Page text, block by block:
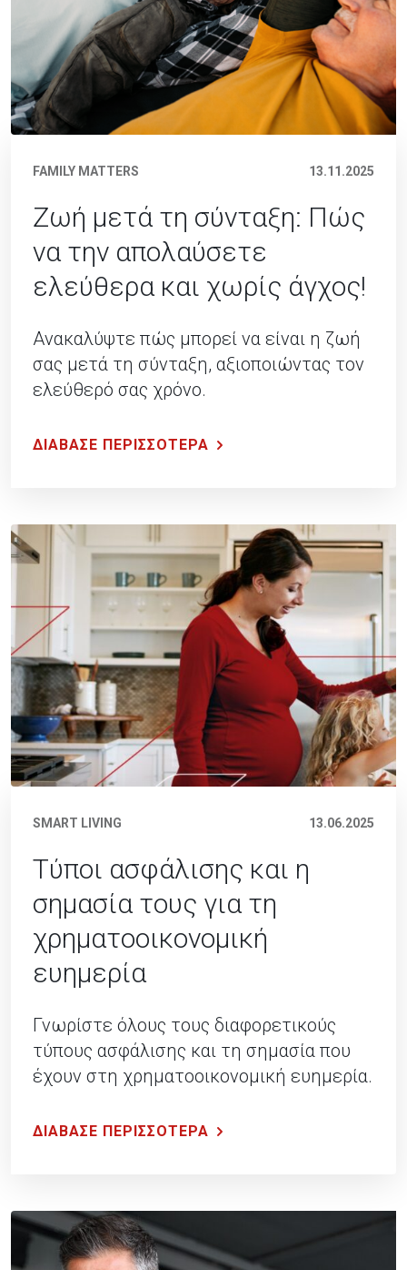
FAMILY MATTERS 13.11.2025
Ζωή μετά τη σύνταξη: Πώς
να την απολαύσετε
ελεύθερα και χωρίς άγχος!
Ανακαλύψτε πώς μπορεί να είναι η ζωή
σας μετά τη σύνταξη, αξιοποιώντας τον
ελεύθερό σας χρόνο.
ΔΙΑΒΑΣΕ ΠΕΡΙΣΣΟΤΕΡΑ
SMART LIVING 13.06.2025
Τύποι ασφάλισης και η
σημασία τους για τη
χρηματοοικονομική
ευημερία
Γνωρίστε όλους τους διαφορετικούς
τύπους ασφάλισης και τη σημασία που
έχουν στη χρηματοοικονομική ευημερία.
ΔΙΑΒΑΣΕ ΠΕΡΙΣΣΟΤΕΡΑ